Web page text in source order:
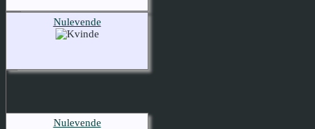
Nulevende
Nulevende